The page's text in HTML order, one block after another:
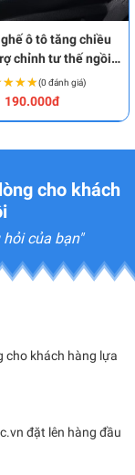
ô tô tăng chiều
chỉnh tư thế ngồi
BA2045
(0 đánh giá)
190.000đ
cho khách
hỏi của bạn"
cho khách hàng lựa
đặt lên hàng đầu